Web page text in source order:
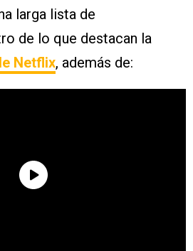
larga lista de
de lo que destacan la
Netflix, además de: